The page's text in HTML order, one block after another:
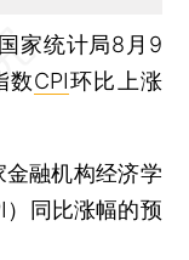
国家统计局8月9
数CPI环比上涨
融机构经济学
）同比涨幅的预